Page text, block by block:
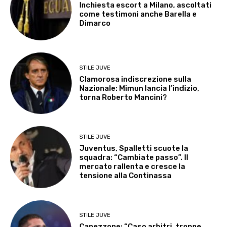
Inchiesta escort a Milano, ascoltati
come testimoni anche Barella e
Dimarco
STILE JUVE
Clamorosa indiscrezione sulla
Nazionale: Mimun lancia l’indizio,
torna Roberto Mancini?
STILE JUVE
Juventus, Spalletti scuote la
squadra: “Cambiate passo”. Il
mercato rallenta e cresce la
tensione alla Continassa
STILE JUVE